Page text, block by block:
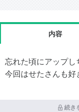
内容
忘れた頃にアップし
今回はせたさんも好
続き